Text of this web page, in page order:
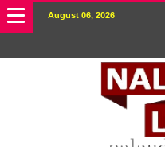
August 06, 2026